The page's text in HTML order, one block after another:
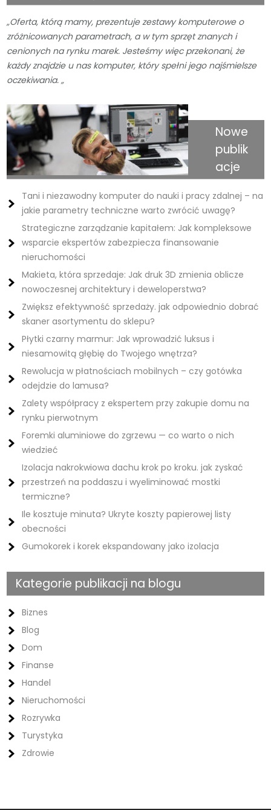
„Oferta, którą mamy, prezentuje zestawy komputerowe o
zróżnicowanych parametrach, a w tym sprzęt znanych i
cenionych na rynku marek. Jesteśmy więc przekonani, że
każdy znajdzie u nas komputer, który spełni jego najśmielsze
oczekiwania. „
Nowe
publik
acje
Tani i niezawodny komputer do nauki i pracy zdalnej – na
jakie parametry techniczne warto zwrócić uwagę?
Strategiczne zarządzanie kapitałem: Jak kompleksowe
wsparcie ekspertów zabezpiecza finansowanie
nieruchomości
Makieta, która sprzedaje: Jak druk 3D zmienia oblicze
nowoczesnej architektury i deweloperstwa?
Zwiększ efektywność sprzedaży. jak odpowiednio dobrać
skaner asortymentu do sklepu?
Płytki czarny marmur: Jak wprowadzić luksus i
niesamowitą głębię do Twojego wnętrza?
Rewolucja w płatnościach mobilnych – czy gotówka
odejdzie do lamusa?
Zalety współpracy z ekspertem przy zakupie domu na
rynku pierwotnym
Foremki aluminiowe do zgrzewu — co warto o nich
wiedzieć
Izolacja nakrokwiowa dachu krok po kroku. jak zyskać
przestrzeń na poddaszu i wyeliminować mostki
termiczne?
Ile kosztuje minuta? Ukryte koszty papierowej listy
obecności
Gumokorek i korek ekspandowany jako izolacja
Kategorie publikacji na blogu
Biznes
Blog
Dom
Finanse
Handel
Nieruchomości
Rozrywka
Turystyka
Zdrowie